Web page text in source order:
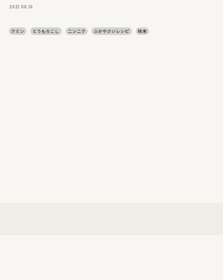
2021.06.16
クミン とうもろこし ニンニク ふかやさいレシピ 味来